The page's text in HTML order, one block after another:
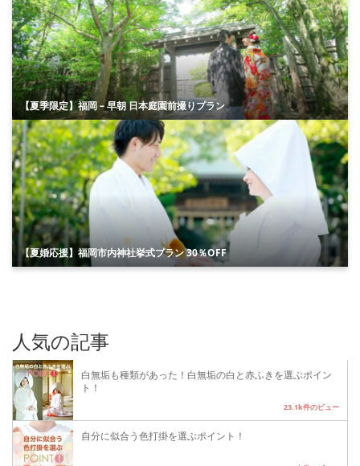
【夏季限定】福岡 – 早朝 日本庭園前撮りプラン
【夏婚応援】福岡市内神社挙式プラン 30％OFF
人気の記事
白無垢も種類があった！白無垢の白と赤ふきを選ぶポイン
ト！
23.1k件のビュー
自分に似合う色打掛を選ぶポイント！